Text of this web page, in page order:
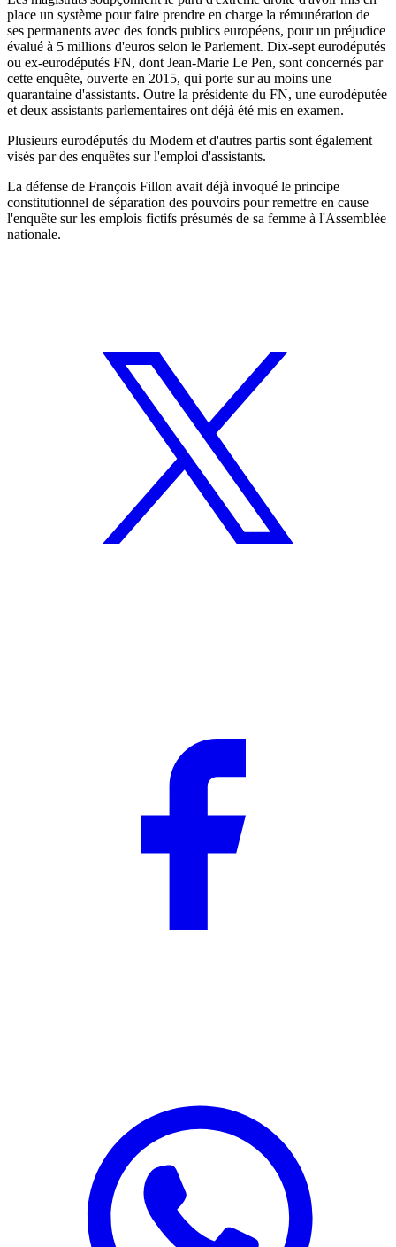
place un système pour faire prendre en charge la rémunération de
ses permanents avec des fonds publics européens, pour un préjudice
évalué à 5 millions d'euros selon le Parlement. Dix-sept eurodéputés
ou ex-eurodéputés FN, dont Jean-Marie Le Pen, sont concernés par
cette enquête, ouverte en 2015, qui porte sur au moins une
quarantaine d'assistants. Outre la présidente du FN, une eurodéputée
et deux assistants parlementaires ont déjà été mis en examen.
Plusieurs eurodéputés du Modem et d'autres partis sont également
visés par des enquêtes sur l'emploi d'assistants.
La défense de François Fillon avait déjà invoqué le principe
constitutionnel de séparation des pouvoirs pour remettre en cause
l'enquête sur les emplois fictifs présumés de sa femme à l'Assemblée
nationale.